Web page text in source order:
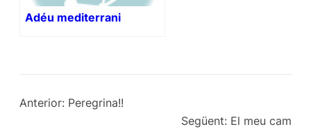
Adéu mediterrani
Anterior: Peregrina!!
Següent: El meu cam